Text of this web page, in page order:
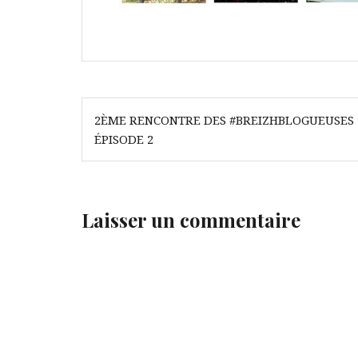
Navigation
de
l’article
2ÈME RENCONTRE DES #BREIZHBLOGUEUSES
ÉPISODE 2
Laisser un commentaire